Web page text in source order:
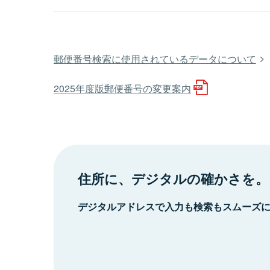
郵便番号検索に使用されているデータについて
2025年度版郵便番号の変更案内
住所に、デジタルの確かさを。
デジタルアドレスで入力も検索もスムーズ